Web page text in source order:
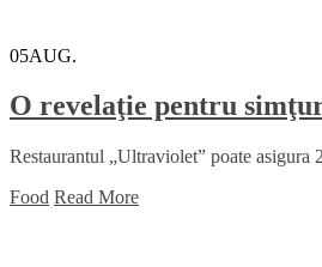
05AUG.
O revelaţie pentru
Restaurantul „Ultraviolet” poate asigura
Food Read More